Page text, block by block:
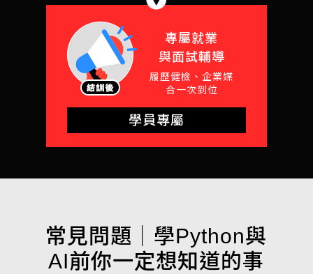
專屬就業
與面試輔導
履歷健檢、企業媒
合一次到位
學員專屬
常見問題｜ 學Python與
AI前你一定想知道的事